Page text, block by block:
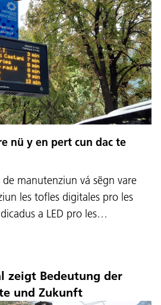
nü y en pert cun dac te
manutenziun vá sëgn vare
les tofles digitales pro les
a LED pro les…
zeigt Bedeutung der
und Zukunft